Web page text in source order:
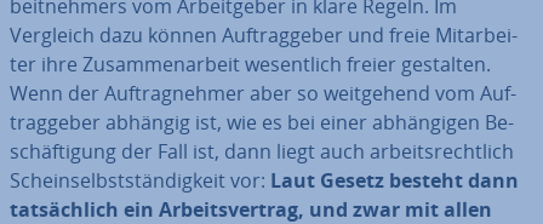
beit­neh­mers vom Ar­beit­ge­ber in klare Regeln. Im
Vergleich dazu können Auf­trag­ge­ber und freie Mit­ar­bei­
ter ihre Zu­sam­men­ar­beit we­sent­lich freier gestalten.
Wenn der Auf­trag­neh­mer aber so weit­ge­hend vom Auf­
trag­ge­ber abhängig ist, wie es bei einer ab­hän­gi­gen Be­
schäf­ti­gung der Fall ist, dann liegt auch ar­beits­recht­lich
Schein­selbst­stän­dig­keit vor: Laut Gesetz besteht dann
tat­säch­lich ein Ar­beits­ver­trag, und zwar mit allen